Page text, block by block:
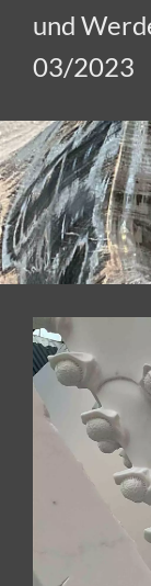
und
03/2023